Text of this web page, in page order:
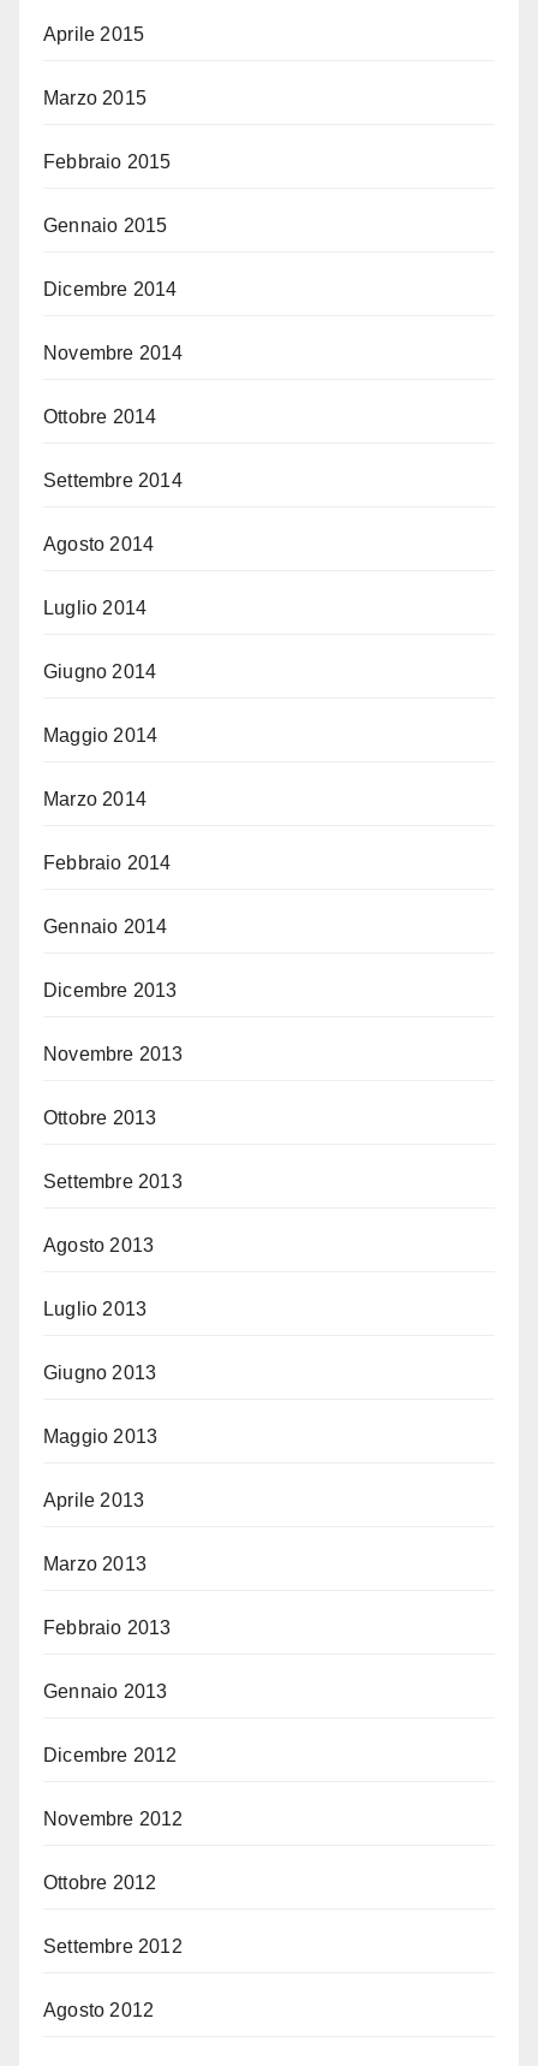
Aprile 2015
Marzo 2015
Febbraio 2015
Gennaio 2015
Dicembre 2014
Novembre 2014
Ottobre 2014
Settembre 2014
Agosto 2014
Luglio 2014
Giugno 2014
Maggio 2014
Marzo 2014
Febbraio 2014
Gennaio 2014
Dicembre 2013
Novembre 2013
Ottobre 2013
Settembre 2013
Agosto 2013
Luglio 2013
Giugno 2013
Maggio 2013
Aprile 2013
Marzo 2013
Febbraio 2013
Gennaio 2013
Dicembre 2012
Novembre 2012
Ottobre 2012
Settembre 2012
Agosto 2012